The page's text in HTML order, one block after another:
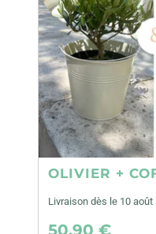
OLIVIER +
Livraison dès le 10 août
50,90 €